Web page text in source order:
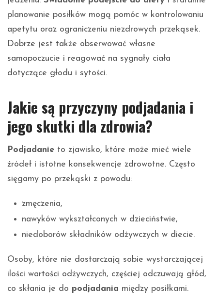
planowanie posiłków mogą pomóc w kontrolowaniu
apetytu oraz ograniczeniu niezdrowych przekąsek.
Dobrze jest także obserwować własne
samopoczucie i reagować na sygnały ciała
dotyczące głodu i sytości.
Jakie są przyczyny podjadania i
jego skutki dla zdrowia?
Podjadanie to zjawisko, które może mieć wiele
źródeł i istotne konsekwencje zdrowotne. Często
sięgamy po przekąski z powodu:
zmęczenia,
nawyków wykształconych w dzieciństwie,
niedoborów składników odżywczych w diecie.
Osoby, które nie dostarczają sobie wystarczającej
ilości wartości odżywczych, częściej odczuwają głód,
co skłania je do podjadania między posiłkami.